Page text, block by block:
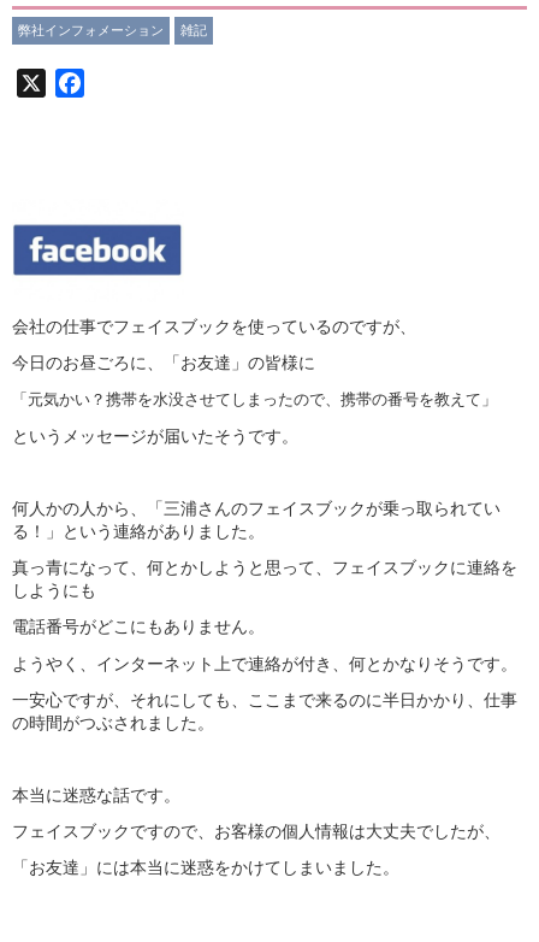
弊社インフォメーション 雑記
会社の仕事でフェイスブックを使っているのですが、
今日のお昼ごろに、「お友達」の皆様に
「元気かい？携帯を水没させてしまったので、携帯の番号を教えて」
というメッセージが届いたそうです。
何人かの人から、「三浦さんのフェイスブックが乗っ取られてい
る！」という連絡がありました。
真っ青になって、何とかしようと思って、フェイスブックに連絡を
しようにも
電話番号がどこにもありません。
ようやく、インターネット上で連絡が付き、何とかなりそうです。
一安心ですが、それにしても、ここまで来るのに半日かかり、仕事
の時間がつぶされました。
本当に迷惑な話です。
フェイスブックですので、お客様の個人情報は大丈夫でしたが、
「お友達」には本当に迷惑をかけてしまいました。